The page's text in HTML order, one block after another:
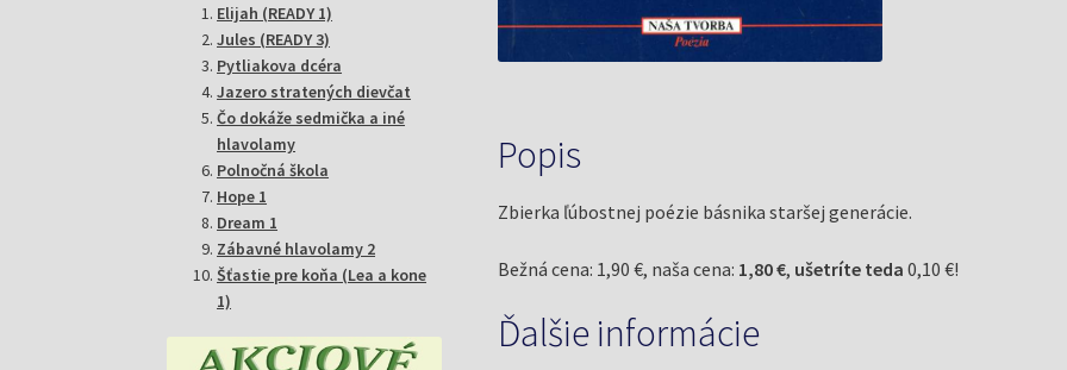
Popis
Zbierka ľúbostnej poézie básnika staršej generácie.
Bežná cena: 1,90 €, naša cena: 1,80 €, ušetríte teda 0,10 €!
Ďalšie informácie
Elijah (READY 1)
Jules (READY 3)
Pytliakova dcéra
Jazero stratených dievčat
Čo dokáže sedmička a iné
hlavolamy
Polnočná škola
Hope 1
Dream 1
Zábavné hlavolamy 2
Šťastie pre koňa (Lea a kone
1)